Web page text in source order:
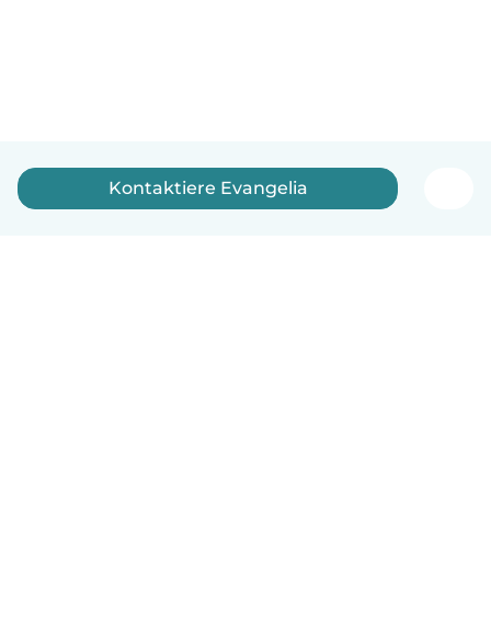
Kontaktiere Evangelia